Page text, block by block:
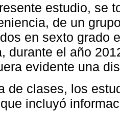
estudio, se
de un
en sexto grado
durante el año
evidente una
de clases, los
incluyó